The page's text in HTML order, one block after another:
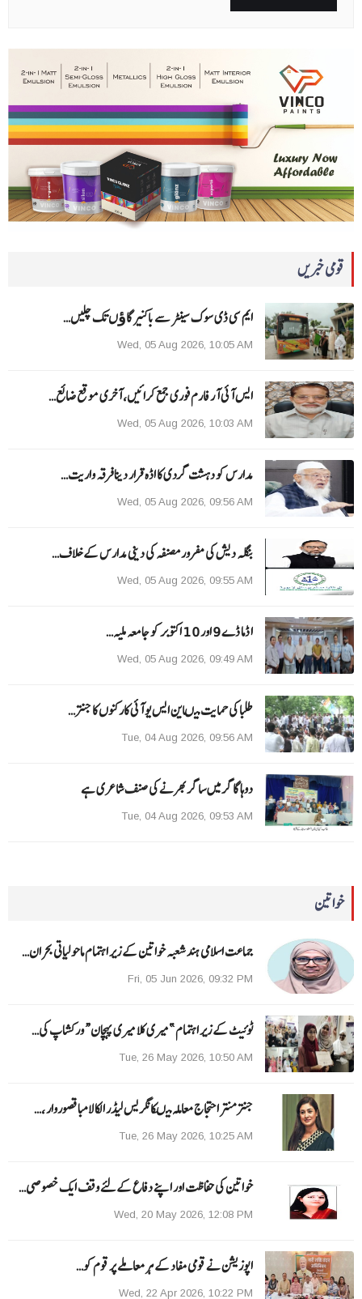
قومی خبریں
ایم سی ڈی سوک سینٹر سے باکنیر گاﺅں تک چلیں…
Wed, 05 Aug 2026, 10:05 AM
ایس آئی آر فارم فوری جمع کرائیں، آخری موقع ضائع…
Wed, 05 Aug 2026, 10:03 AM
مدارس کو دہشت گردی کا اڈہ قرار دینا فرقہ واریت…
Wed, 05 Aug 2026, 09:56 AM
بنگلہ دیش کی مفرور مصنفہ کی دینی مدارس کے خلاف…
Wed, 05 Aug 2026, 09:55 AM
ا ڈما ڈے 9 اور 10 اکتوبر کو جامعہ ملیہ…
Wed, 05 Aug 2026, 09:49 AM
طلبا کی حمایت میںاین ایس یو آئی کارکنوں کا جنتر…
Tue, 04 Aug 2026, 09:56 AM
دوہا گاگر میں ساگر بھرنے کی صنف شاعری ہے
Tue, 04 Aug 2026, 09:53 AM
خواتین
جماعت اسلامی ہند شعبہ خواتین کے زیر اہتمام ماحولیاتی بحران…
Fri, 05 Jun 2026, 09:32 PM
ٹوئیٹ کے زیر اہتمام ”میری کلا میری پہچان“ ورکشاپ کی…
Tue, 26 May 2026, 10:50 AM
جنتر منتر احتجاج معاملہ میںکانگریس لیڈر الکا لامبا قصوروار ،…
Tue, 26 May 2026, 10:25 AM
خواتین کی حفاظت اور اپنے دفاع کےلئے وقف ایک خصوصی…
Wed, 20 May 2026, 12:08 PM
اپوزیشن نے قومی مفاد کے ہر معاملے پر قوم کو…
Wed, 22 Apr 2026, 10:22 PM